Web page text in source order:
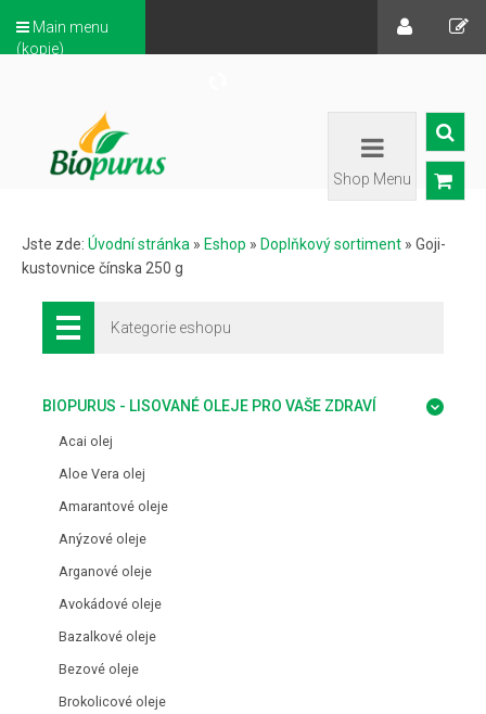
Main menu
(kopie)
Shop Menu
Jste zde: Úvodní stránka » Eshop » Doplňkový sortiment » Goji-
kustovnice čínska 250 g
Kategorie eshopu
BIOPURUS - LISOVANÉ OLEJE PRO VAŠE ZDRAVÍ
Acai olej
Aloe Vera olej
Amarantové oleje
Anýzové oleje
Arganové oleje
Avokádové oleje
Bazalkové oleje
Bezové oleje
Brokolicové oleje